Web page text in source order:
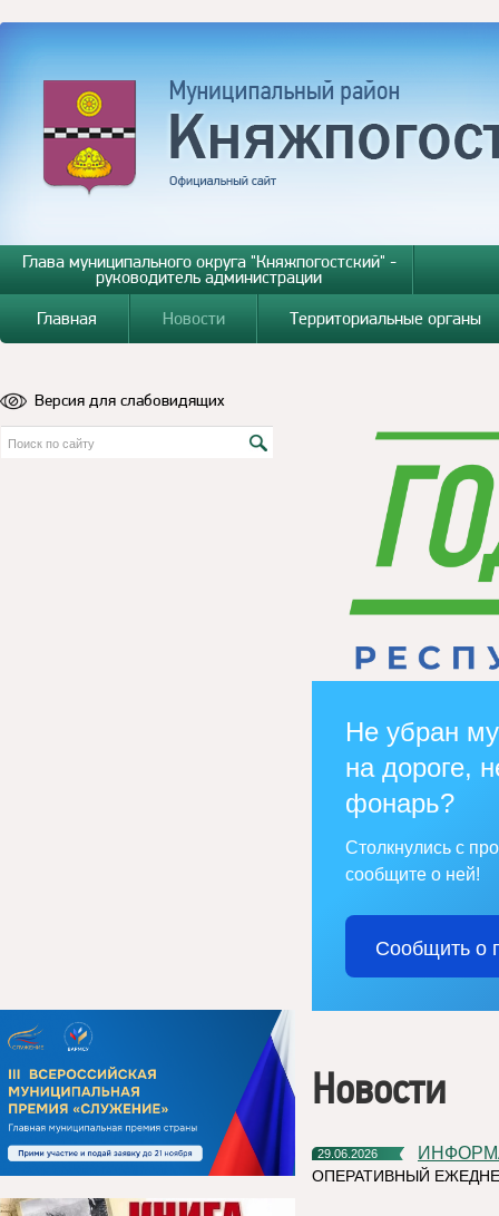
Глава муниципального округа "Княжпогостский" -
руководитель администрации
Главная
Новости Территориальные органы
Версия для слабовидящих
Не убран
на дороге,
фонарь?
Столкнулись с
сообщите о ней!
Сообщить о
Новости
29.06.2026
ОПЕРАТИВНЫЙ